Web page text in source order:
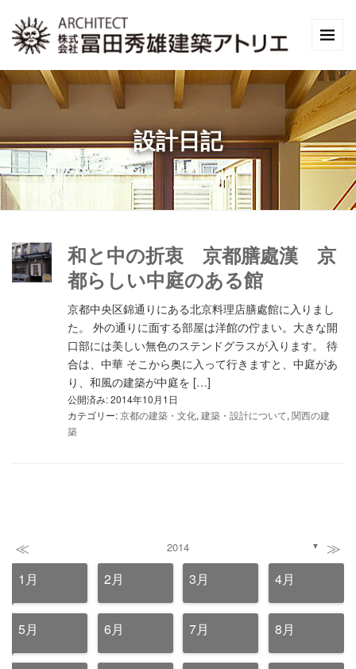
設計日記
和と中の折衷 京都膳處漢 京
都らしい中庭のある館
京都中央区錦通りにある北京料理店膳處館に入りまし
た。 外の通りに面する部屋は洋館の佇まい。大きな開
口部には美しい無色のステンドグラスが入ります。 待
合は、中華 そこから奥に入って行きますと、中庭があ
り、和風の建築が中庭を […]
公開済み: 2014年10月1日
カテゴリー:京都の建築・文化, 建築・設計について, 関西の建
築
≪ 2014 ▼ ≫
1月 2月 3月 4月
5月 6月 7月 8月